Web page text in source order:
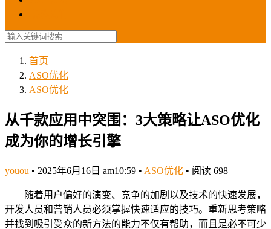
首页
ASO优化
ASO优化
从千款应用中突围：3大策略让ASO优化
成为你的增长引擎
youou • 2025年6月16日 am10:59 • ASO优化 • 阅读 698
随着用户偏好的演变、竞争的加剧以及技术的快速发展，
开发人员和营销人员必须掌握快速适应的技巧。重新思考策略
并找到吸引受众的新方法的能力不仅有帮助，而且是必不可少